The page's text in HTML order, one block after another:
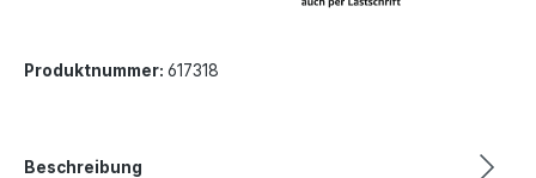
Produktnummer: 617318
Beschreibung